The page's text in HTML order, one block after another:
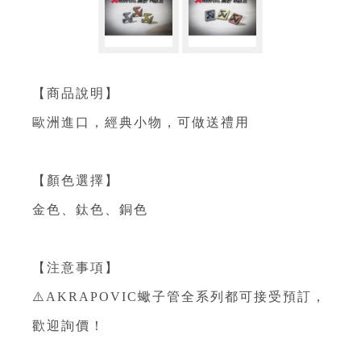
【商品說明】
歐洲進口，經典小物，可做送禮用
【顏色選擇】
金色、鈦色、銅色
【注意事項】
⚠️AKRAPOVIC蠍子管全系列都可接受預訂，
歡迎詢價！